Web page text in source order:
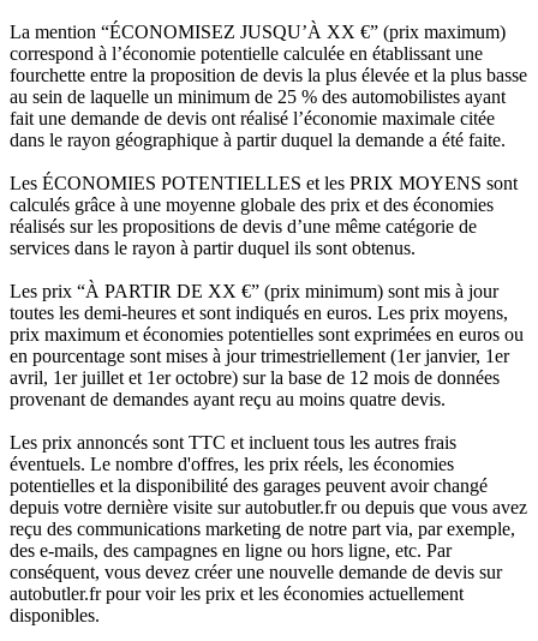
La mention “ÉCONOMISEZ JUSQU’À XX €” (prix maximum)
correspond à l’économie potentielle calculée en établissant une
fourchette entre la proposition de devis la plus élevée et la plus basse
au sein de laquelle un minimum de 25 % des automobilistes ayant
fait une demande de devis ont réalisé l’économie maximale citée
dans le rayon géographique à partir duquel la demande a été faite.
Les ÉCONOMIES POTENTIELLES et les PRIX MOYENS sont
calculés grâce à une moyenne globale des prix et des économies
réalisés sur les propositions de devis d’une même catégorie de
services dans le rayon à partir duquel ils sont obtenus.
Les prix “À PARTIR DE XX €” (prix minimum) sont mis à jour
toutes les demi-heures et sont indiqués en euros. Les prix moyens,
prix maximum et économies potentielles sont exprimées en euros ou
en pourcentage sont mises à jour trimestriellement (1er janvier, 1er
avril, 1er juillet et 1er octobre) sur la base de 12 mois de données
provenant de demandes ayant reçu au moins quatre devis.
Les prix annoncés sont TTC et incluent tous les autres frais
éventuels. Le nombre d'offres, les prix réels, les économies
potentielles et la disponibilité des garages peuvent avoir changé
depuis votre dernière visite sur autobutler.fr ou depuis que vous avez
reçu des communications marketing de notre part via, par exemple,
des e-mails, des campagnes en ligne ou hors ligne, etc. Par
conséquent, vous devez créer une nouvelle demande de devis sur
autobutler.fr pour voir les prix et les économies actuellement
disponibles.